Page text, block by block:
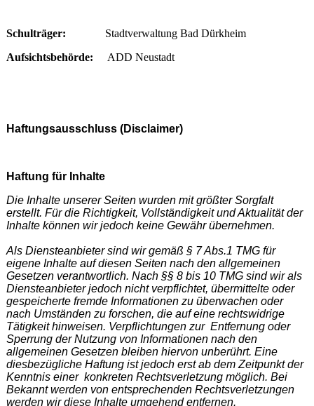
Schulträger: Stadtverwaltung Bad Dürkheim
Aufsichtsbehörde: ADD Neustadt
Haftungsausschluss (Disclaimer)
Haftung für Inhalte
Die Inhalte unserer Seiten wurden mit größter Sorgfalt
erstellt. Für die Richtigkeit, Vollständigkeit und Aktualität der
Inhalte können wir jedoch keine Gewähr übernehmen.
Als Diensteanbieter sind wir gemäß § 7 Abs.1 TMG für
eigene Inhalte auf diesen Seiten nach den allgemeinen
Gesetzen verantwortlich. Nach §§ 8 bis 10 TMG sind wir als
Diensteanbieter jedoch nicht verpflichtet, übermittelte oder
gespeicherte fremde Informationen zu überwachen oder
nach Umständen zu forschen, die auf eine rechtswidrige
Tätigkeit hinweisen. Verpflichtungen zur Entfernung oder
Sperrung der Nutzung von Informationen nach den
allgemeinen Gesetzen bleiben hiervon unberührt. Eine
diesbezügliche Haftung ist jedoch erst ab dem Zeitpunkt der
Kenntnis einer konkreten Rechtsverletzung möglich. Bei
Bekannt werden von entsprechenden Rechtsverletzungen
werden wir diese Inhalte umgehend entfernen.